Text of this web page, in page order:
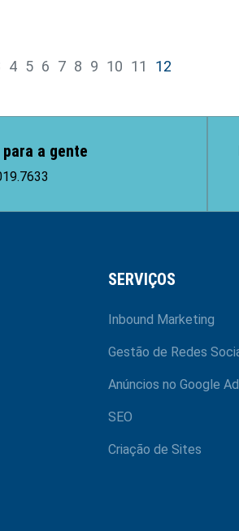
4 5 6 7 8 9 10 11 12
a gente
SERVIÇOS
Inbound Marketing
Gestão de Redes
Anúncios no Google
SEO
Criação de Sites